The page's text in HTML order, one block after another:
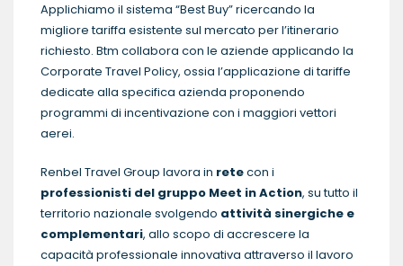
Applichiamo il sistema “Best Buy” ricercando la
migliore tariffa esistente sul mercato per l’itinerario
richiesto. Btm collabora con le aziende applicando la
Corporate Travel Policy, ossia l’applicazione di tariffe
dedicate alla specifica azienda proponendo
programmi di incentivazione con i maggiori vettori
aerei.
Renbel Travel Group lavora in retecon i
professionisti del gruppo Meet in Action, su tutto il
territorio nazionale svolgendo attività sinergiche e
complementari, allo scopo di accrescere la
capacità professionale innovativa attraverso il lavoro